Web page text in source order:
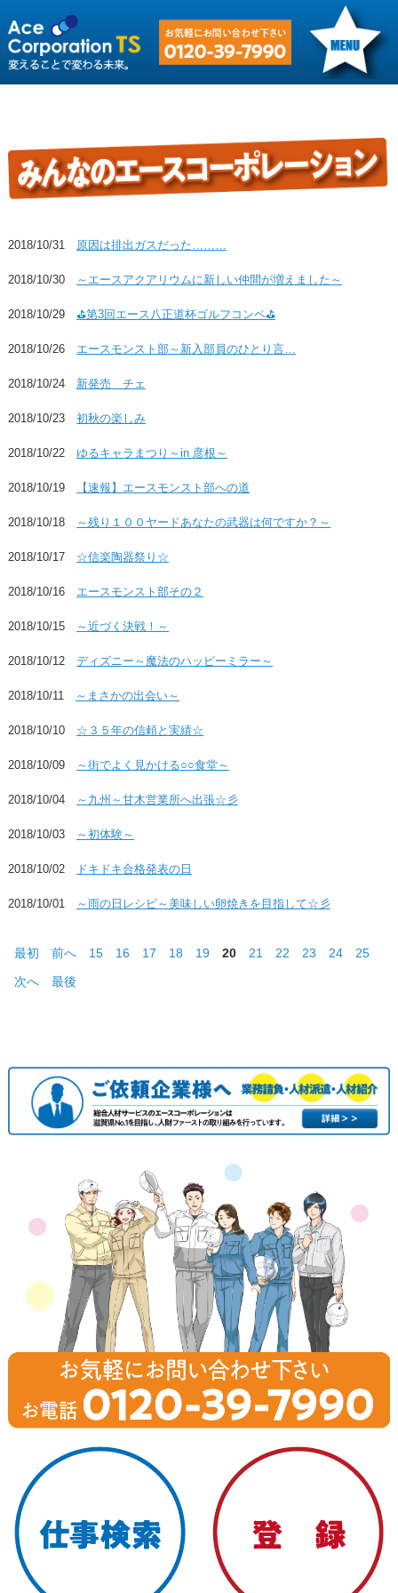
2018/10/31 原因は排出ガスだった………
2018/10/30 ～エースアクアリウムに新しい仲間が増えました～
2018/10/29 ⛳第3回エース八正道杯ゴルフコンペ⛳
2018/10/26 エースモンスト部～新入部員のひとり言…
2018/10/24 新発売 チェ
2018/10/23 初秋の楽しみ
2018/10/22 ゆるキャラまつり～in 彦根～
2018/10/19 【速報】エースモンスト部への道
2018/10/18 ～残り１００ヤードあなたの武器は何ですか？～
2018/10/17 ☆信楽陶器祭り☆
2018/10/16 エースモンスト部その２
2018/10/15 ～近づく決戦！～
2018/10/12 ディズニー～魔法のハッピーミラー～
2018/10/11 ～まさかの出会い～
2018/10/10 ☆３５年の信頼と実績☆
2018/10/09 ～街でよく見かける○○食堂～
2018/10/04 ～九州～甘木営業所へ出張☆彡
2018/10/03 ～初体験～
2018/10/02 ドキドキ合格発表の日
2018/10/01 ～雨の日レシピ～美味しい卵焼きを目指して☆彡
最初 前へ 15 16 17 18 19 20 21 22 23 24
25
次へ
最後